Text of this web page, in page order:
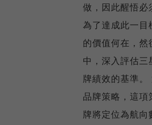
做，因此醒悟必
為了達成此一目
的價值何在，
中，深入評估
牌績效的基準
品牌策略，這
牌將定位為航